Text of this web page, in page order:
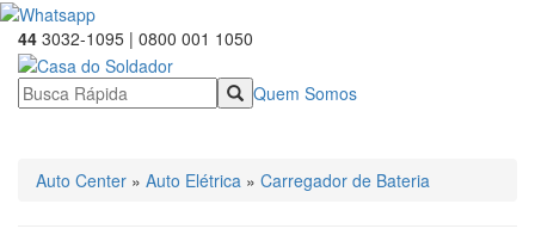
44 3032-1095 | 0800 001 1050
Quem Somos
Auto Center » Auto Elétrica » Carregador de Bateria